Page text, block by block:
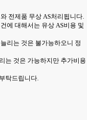
전제품 무상 AS처리됩니다.
에 대해서는 유상 AS비용 및
리는 것은 불가능하오니 정
는 것은 가능하지만 추가비용
탁드립니다.